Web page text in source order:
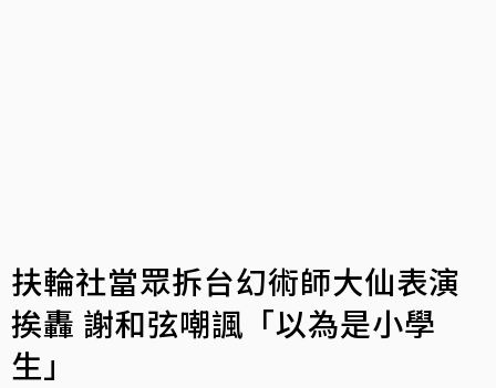
扶輪社當眾拆台幻術師大仙表演
挨轟 謝和弦嘲諷「以為是小學
生」